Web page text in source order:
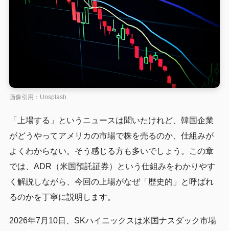
画像引用：Unsplash
「上場する」というニュースは聞いたけれど、韓国企業
がどうやってアメリカの市場で株を売るのか、仕組みが
よくわからない。そう感じる方も多いでしょう。この章
では、ADR（米国預託証券）という仕組みをわかりやす
く解説しながら、今回の上場がなぜ「歴史的」と呼ばれ
るのかを丁寧に説明します。
2026年7月10日、SKハイニックスは米国ナスダック市場